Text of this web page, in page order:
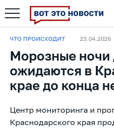
ЧТО ПРОИСХОДИТ 23.04.2026
Морозные ночи
ожидаются в
крае до конца
Центр мониторинга и
Краснодарского края